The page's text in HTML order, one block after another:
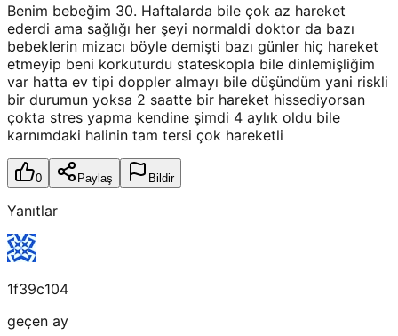
Benim bebeğim 30. Haftalarda bile çok az hareket
ederdi ama sağlığı her şeyi normaldi doktor da bazı
bebeklerin mizacı böyle demişti bazı günler hiç hareket
etmeyip beni korkuturdu stateskopla bile dinlemişliğim
var hatta ev tipi doppler almayı bile düşündüm yani riskli
bir durumun yoksa 2 saatte bir hareket hissediyorsan
çokta stres yapma kendine şimdi 4 aylık oldu bile
karnımdaki halinin tam tersi çok hareketli
0 Paylaş Bildir
Yanıtlar
1f39c104
geçen ay